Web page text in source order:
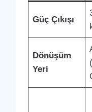
Güç Çıkışı
Dönüşüm
Yeri